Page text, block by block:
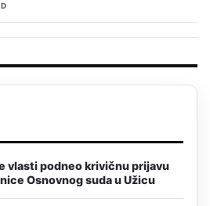
vlasti podneo krivičnu prijavu
Osnovnog suda u Užicu